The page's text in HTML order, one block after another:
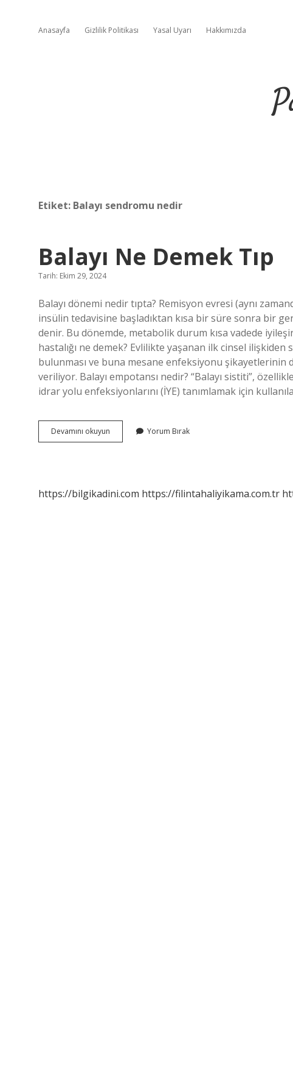
Anasayfa Gizlilik Politikası Yasal Uyarı Hakkımızda
Etiket: Balayı sendromu nedir
Balayı Ne Demek Tıp
Tarih: Ekim 29, 2024
Balayı dönemi nedir tıpta? Remisyon evresi (aynı
insülin tedavisine başladıktan kısa bir süre sonra bir
denir. Bu dönemde, metabolik durum kısa vadede
hastalığı ne demek? Evlilikte yaşanan ilk cinsel
bulunması ve buna mesane enfeksiyonu şikayetlerinin
veriliyor. Balayı empotansı nedir? “Balayı sistiti”,
idrar yolu enfeksiyonlarını (İYE) tanımlamak için
Devamını okuyun
Ne
Yorum Bırak
https://bilgikadini.com https://filintahaliyikama.com.tr